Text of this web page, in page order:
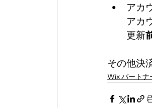
アカ
アカ
更新
その他決
Wix パートナ